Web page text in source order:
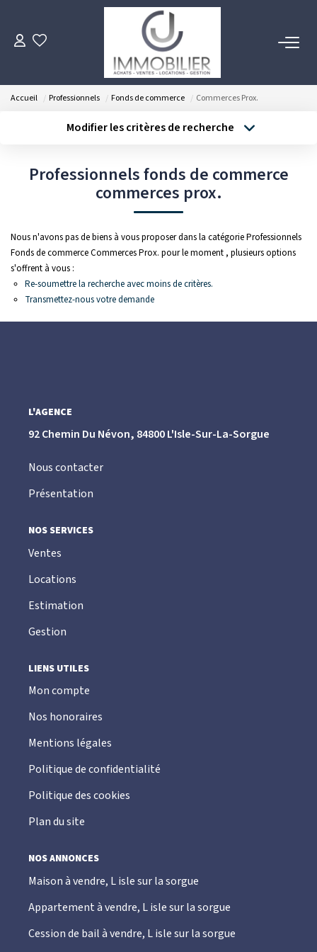
ACHETER
FAIRE GÉRER
NOTRE AGENCE
CONTACT
Accueil Professionnels Fonds de commerce Commerces Prox.
Modifier les critères de recherche
Type de bien
Créer une alerte
Professionnels fonds de commerce
commerces prox.
Nous n'avons pas de biens à vous proposer dans la catégorie Professionnels
Fonds de commerce Commerces Prox. pour le moment , plusieurs options
s'offrent à vous :
Re-soumettre la recherche avec moins de critères.
Transmettez-nous votre demande
L'AGENCE
92 Chemin Du Névon, 84800 L'Isle-Sur-La-Sorgue
Nous contacter
Présentation
NOS SERVICES
Ventes
Locations
Estimation
Gestion
LIENS UTILES
Mon compte
Nos honoraires
Mentions légales
Politique de confidentialité
Politique des cookies
Plan du site
NOS ANNONCES
Maison à vendre, L isle sur la sorgue
Appartement à vendre, L isle sur la sorgue
Cession de bail à vendre, L isle sur la sorgue